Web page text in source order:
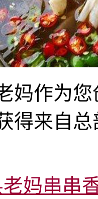
作为您
得来自
妈串串